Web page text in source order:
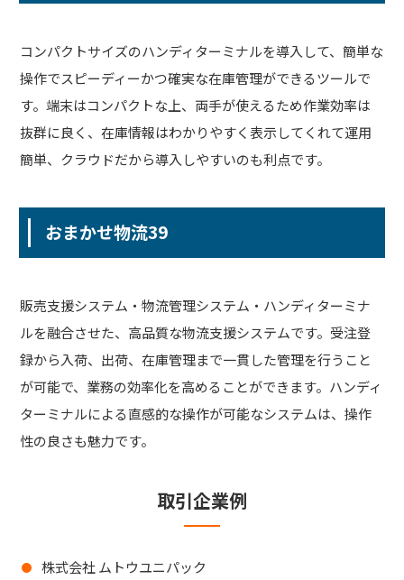
コンパクトサイズのハンディターミナルを導入して、簡単な
操作でスピーディーかつ確実な在庫管理ができるツールで
す。端末はコンパクトな上、両手が使えるため作業効率は
抜群に良く、在庫情報はわかりやすく表示してくれて運用
簡単、クラウドだから導入しやすいのも利点です。
おまかせ物流39
販売支援システム・物流管理システム・ハンディターミナ
ルを融合させた、高品質な物流支援システムです。受注登
録から入荷、出荷、在庫管理まで一貫した管理を行うこと
が可能で、業務の効率化を高めることができます。ハンディ
ターミナルによる直感的な操作が可能なシステムは、操作
性の良さも魅力です。
取引企業例
株式会社 ムトウユニパック